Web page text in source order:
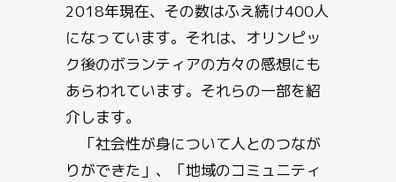
2018年現在、その数はふえ続け400人
になっています。それは、オリンピッ
ク後のボランティアの方々の感想にも
あらわれています。それらの一部を紹
介します。
「社会性が身について人とのつなが
りができた」、「地域のコミュニティ